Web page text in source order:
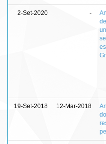
2-Set-2020 -
19-Set-2018 12-Mar-2018